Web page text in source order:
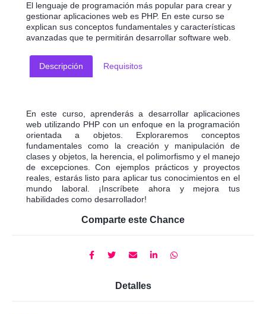
El lenguaje de programación más popular para crear y
gestionar aplicaciones web es PHP. En este curso se
explican sus conceptos fundamentales y características
avanzadas que te permitirán desarrollar software web.
Descripción Requisitos
En este curso, aprenderás a desarrollar aplicaciones
web utilizando PHP con un enfoque en la programación
orientada a objetos. Exploraremos conceptos
fundamentales como la creación y manipulación de
clases y objetos, la herencia, el polimorfismo y el manejo
de excepciones. Con ejemplos prácticos y proyectos
reales, estarás listo para aplicar tus conocimientos en el
mundo laboral. ¡Inscríbete ahora y mejora tus
habilidades como desarrollador!
Comparte este Chance
Detalles